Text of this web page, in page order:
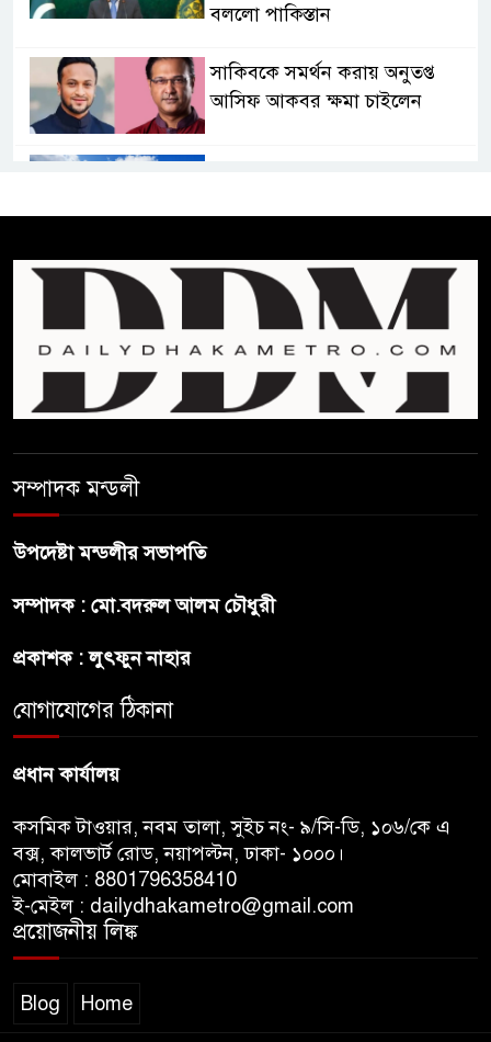
বললো পাকিস্তান
সাকিবকে সমর্থন করায় অনুতপ্ত
আসিফ আকবর ক্ষমা চাইলেন
প্রথম শ্রেণি ছাড়া অন্য সব শ্রেণিতে
হবে ভর্তি পরীক্ষা: শিক্ষা মন্ত্রণালয়
জনগনের অধিকার আদায়ে এসেছিঃ
জামাতের আমির
বন্ধুত্ব : ব্রেট লি
সম্পাদক মন্ডলী
উপদেষ্টা মন্ডলীর সভাপতি
সম্পাদক : মো.বদরুল আলম চৌধুরী
প্রকাশক : লুৎফুন নাহার
যোগাযোগের ঠিকানা
প্রধান কার্যালয়
কসমিক টাওয়ার, নবম তালা, সুইচ নং- ৯/সি-ডি, ১০৬/কে এ
বক্স, কালভার্ট রোড, নয়াপল্টন, ঢাকা- ১০০০।
মোবাইল : 8801796358410
ই-মেইল : dailydhakametro@gmail.com
প্রয়োজনীয় লিঙ্ক
Blog Home